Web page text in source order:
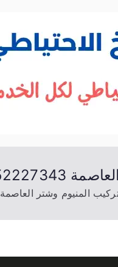
ومداخن
المنيوم وشتر العاصمة 52227343 تركيب شفاطات ومداخن